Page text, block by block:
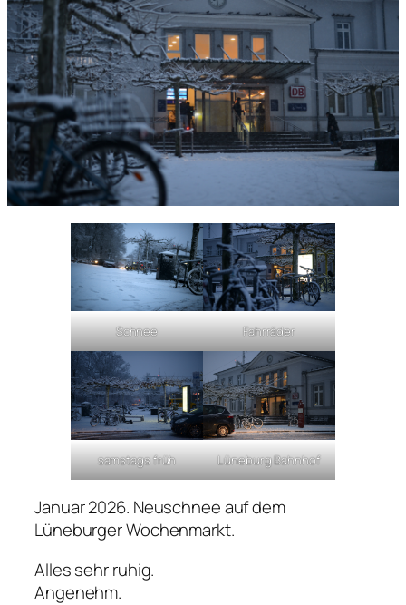
Schnee Fahrräder
samstags früh Lüneburg Bahnhof
Januar 2026. Neuschnee auf dem
Lüneburger Wochenmarkt.
Alles sehr ruhig.
Angenehm.